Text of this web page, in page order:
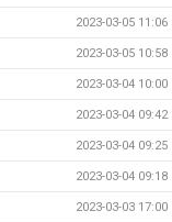
2023-03-05 11:06
2023-03-05 10:58
2023-03-04 10:00
2023-03-04 09:42
2023-03-04 09:25
2023-03-04 09:18
2023-03-03 17:00